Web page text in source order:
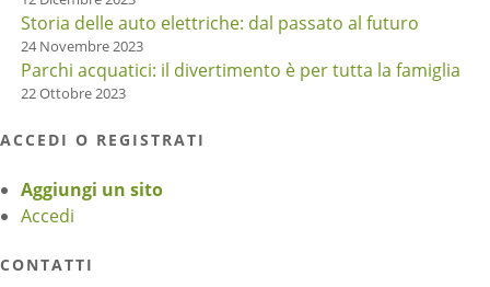
Storia delle auto elettriche: dal passato al futuro
24 Novembre 2023
Parchi acquatici: il divertimento è per tutta la famiglia
22 Ottobre 2023
ACCEDI O REGISTRATI
Aggiungi un sito
Accedi
CONTATTI